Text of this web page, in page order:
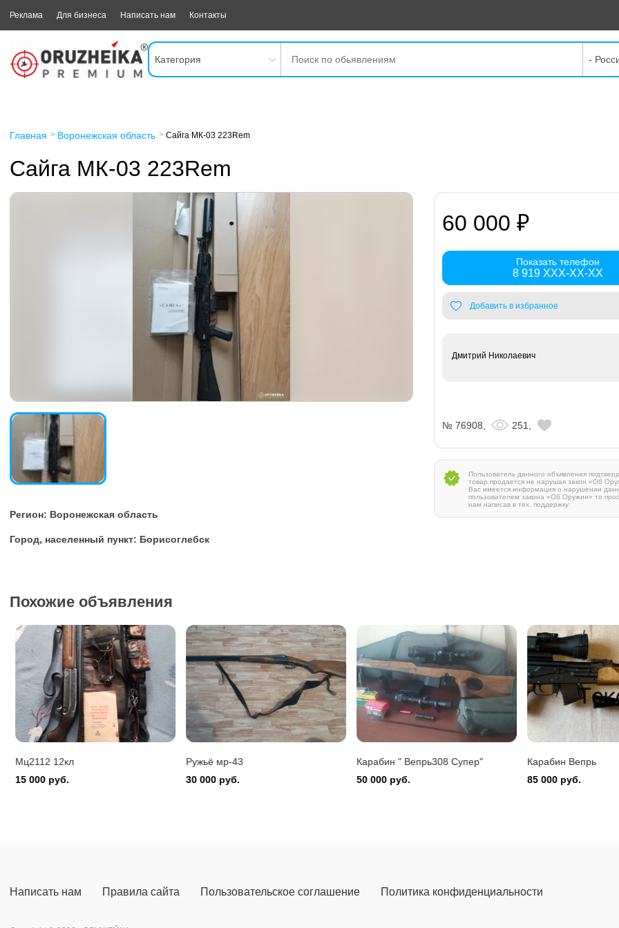
Реклама Для бизнеса Написать нам Контакты
Категория -
Главная Воронежская область Сайга МК-03 223Rem
Сайга МК-03 223Rem
Регион: Воронежская область
Город, населенный пункт: Борисоглебск
60 000 ₽
Показать телефон
8 919 XXX-XX-XX
Добавить в избранное
Дмитрий Николаевич
№ 76908, 251,
Пользователь данного объявления
товар продается не нарушая закон «Об
Вас имеется информация о нарушении
пользователем закона «Об Оружии» то
нам написав в тех. поддержку
Похожие объявления
Мц2112 12кл
15 000 руб.
Ружьё мр-43
30 000 руб.
Карабин " Вепрь308 Супер"
50 000 руб.
Карабин Вепрь
85 000 руб.
Benelli Montefeltro 12/76
150 000 руб.
Написать нам Правила сайта Пользовательское соглашение Политика конфиденциальности